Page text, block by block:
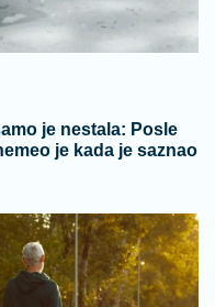
je nestala: Posle
je kada je saznao